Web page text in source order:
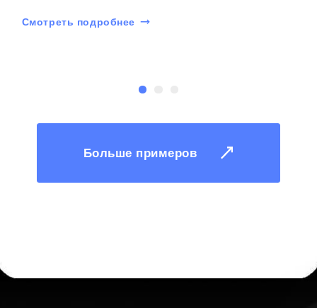
Смотреть подробнее
Больше примеров